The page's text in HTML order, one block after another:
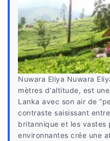
Nuwara Eliya Nuwara
mètres d'altitude, est
Lanka avec son air de
contraste saisissant
britannique et les vastes
environnantes crée une